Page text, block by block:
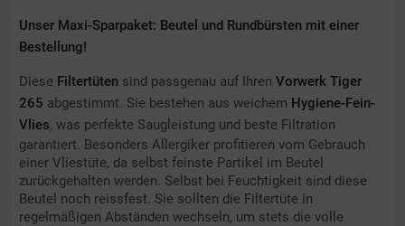
Unser Maxi-Sparpaket: Beutel und Rundbürsten mit einer
Bestellung!
Diese Filtertüten sind passgenau auf Ihren Vorwerk Tiger
265 abgestimmt. Sie bestehen aus weichem Hygiene-Fein-
Vlies, was perfekte Saugleistung und beste Filtration
garantiert. Besonders Allergiker profitieren vom Gebrauch
einer Vliestüte, da selbst feinste Partikel im Beutel
zurückgehalten werden. Selbst bei Feuchtigkeit sind diese
Beutel noch reissfest. Sie sollten die Filtertüte in
regelmäßigen Abständen wechseln, um stets die volle